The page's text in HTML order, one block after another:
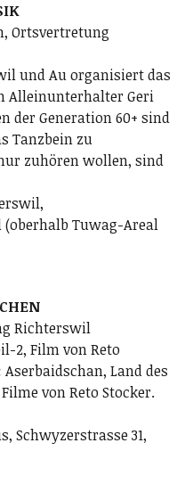
Ortsvertretung
und Au organisiert das
Alleinunterhalter Geri
der Generation 60+ sind
Tanzbein zu
zuhören wollen, sind
Tuwag-Areal
Richterswil
2, Film von Reto
Land des
von Reto Stocker.
Schwyzerstrasse 31,